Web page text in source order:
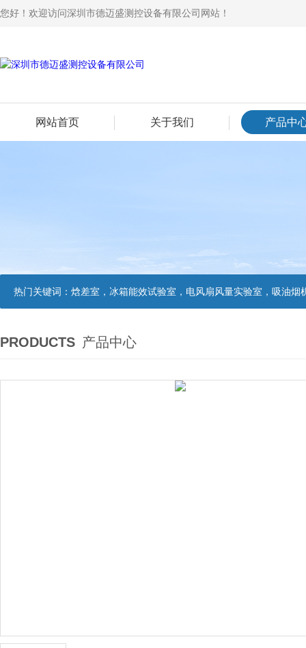
您好！欢迎访问深圳市德迈盛测控设备有限公司网站！
网站首页 关于我们 产品中
热门关键词： 焓差室，冰箱能效试验室，电风扇风量实验室，吸油烟机油脂分离度试验装置，吸油烟机空气性能试验装置，吸油烟机气味
PRODUCTS 产品中心